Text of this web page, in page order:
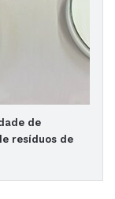
de
resíduos de